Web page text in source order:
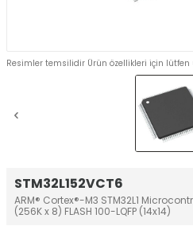
STM32L152VCT6
ARM® Cortex®-M3 STM32L1
(256K x 8) FLASH 100-LQFP (14x14)
Resimler temsilidir Ürün özellikleri için lütfen